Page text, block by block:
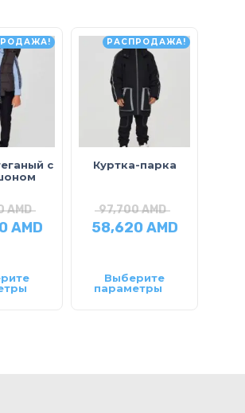
с
AMD
AMD
РАСПРОДАЖА!
Куртка-парка
97,700AMD
58,620AMD
Выберите
параметры